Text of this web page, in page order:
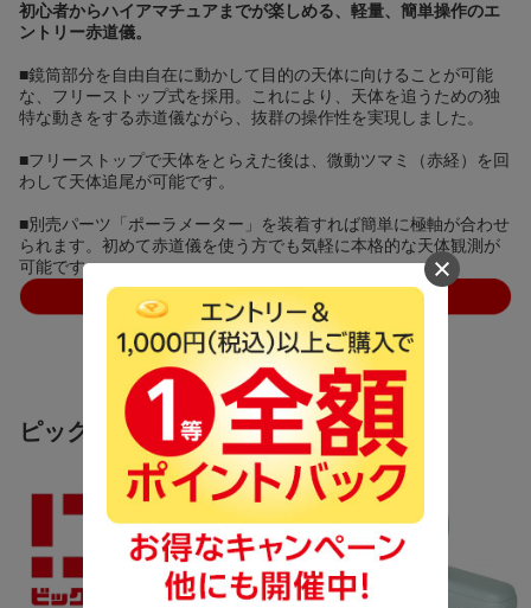
初心者からハイアマチュアまでが楽しめる、軽量、簡単操作のエ
ントリー赤道儀。
■鏡筒部分を自由自在に動かして目的の天体に向けることが可能
な、フリーストップ式を採用。これにより、天体を追うための独
特な動きをする赤道儀ながら、抜群の操作性を実現しました。
■フリーストップで天体をとらえた後は、微動ツマミ（赤経）を回
わして天体追尾が可能です。
■別売パーツ「ポーラメーター」を装着すれば簡単に極軸が合わせ
られます。初めて赤道儀を使う方でも気軽に本格的な天体観測が
可能です。
ピックアップ商品